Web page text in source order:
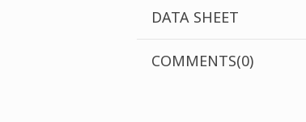
DATA SHEET
COMMENTS(0)